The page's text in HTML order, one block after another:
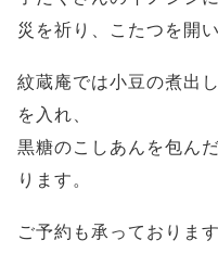
災を祈り、こたつを開
紋蔵庵では小豆の煮出
を入れ、
黒糖のこしあんを包ん
ります。
ご予約も承っておりま